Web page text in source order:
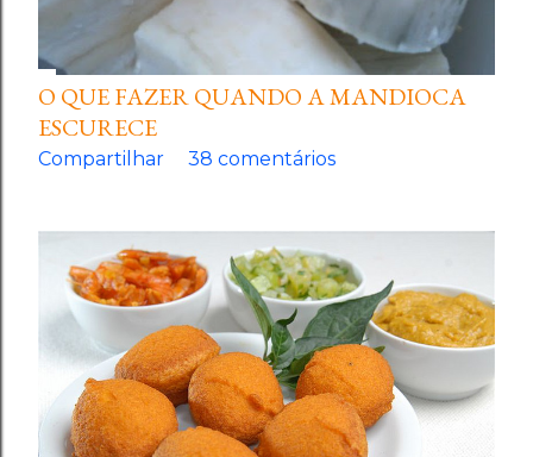
O QUE FAZER QUANDO A MANDIOCA
ESCURECE
Compartilhar 38 comentários